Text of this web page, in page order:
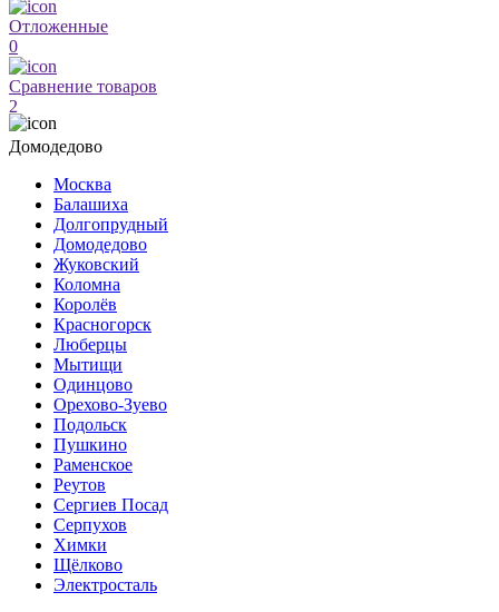
Отложенные
0
Сравнение товаров
2
Домодедово
Москва
Балашиха
Долгопрудный
Домодедово
Жуковский
Коломна
Королёв
Красногорск
Люберцы
Мытищи
Одинцово
Орехово-Зуево
Подольск
Пушкино
Раменское
Реутов
Сергиев Посад
Серпухов
Химки
Щёлково
Электросталь